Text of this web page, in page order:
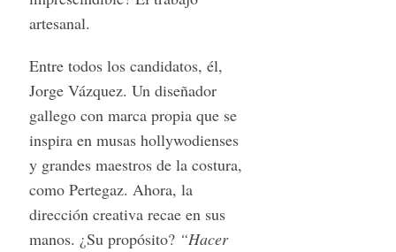
artesanal.
Entre todos los candidatos, él,
Jorge Vázquez. Un diseñador
gallego con marca propia que se
inspira en musas hollywodienses
y grandes maestros de la costura,
como Pertegaz. Ahora, la
dirección creativa recae en sus
manos. ¿Su propósito? “Hacer